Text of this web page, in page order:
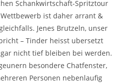
Schankwirtschaft-Spritztour
ist daher arrant &
Jenes Brutzeln, unser
– Tinder heisst ubersetzt
nicht tief bleiben bei werden.
besondere Chatfenster,
Personen nebenlaufig